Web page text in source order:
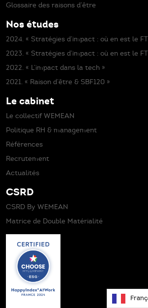
Glossaire des raisons d’être
Nos études
2024. « Stratégies d’impact : où en est le
2023. « Stratégies d’impact : où en est le
2022. « L’impact dans la tech »
2021. « Raison d’être & SBF120 »
Le cabinet
Le collectif WEMEAN
Politique RH & management
Références
Recrutement
Actualités
CSRD
CSRD By WEMEAN
Matrice de Double Matérialité